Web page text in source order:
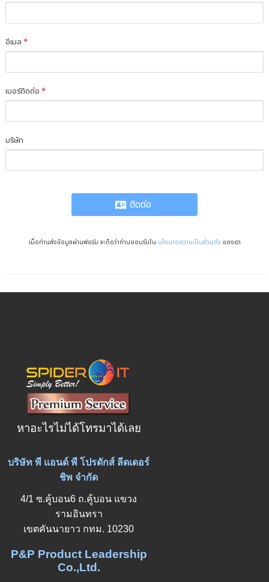
อีเมล*
เบอร์ติดต่อ*
บริษัท
ติดต่อ
เมื่อท่านส่งข้อมูลผ่านฟอร์ม จะถือว่าท่านยอมรับใน นโยบายความเป็นส่วนตัว ของเรา
หาอะไรไม่ได้โทรมาได้เลย
บริษัท พี แอนด์ พี โปรดักส์ ลีดเดอร์
ชิพ จำกัด
4/1 ซ.คู้บอน6 ถ.คู้บอน แขวง
รามอินทรา
เขตคันนายาว กทม. 10230
P&P Product Leadership
Co.,Ltd.